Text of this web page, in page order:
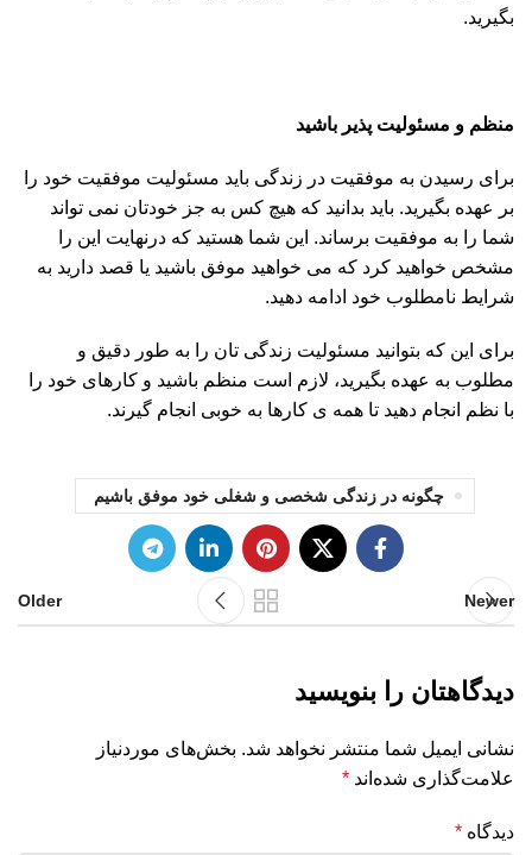
بگیرید.
منظم و مسئولیت پذیر باشید
برای رسیدن به موفقیت در زندگی باید مسئولیت موفقیت خود را
بر عهده بگیرید. باید بدانید که هیچ کس به جز خودتان نمی تواند
شما را به موفقیت برساند. این شما هستید که درنهایت این را
مشخص خواهید کرد که می خواهید موفق باشید یا قصد دارید به
شرایط نامطلوب خود ادامه دهید.
برای این که بتوانید مسئولیت زندگی تان را به طور دقیق و
مطلوب به عهده بگیرید، لازم است منظم باشید و کارهای خود را
با نظم انجام دهید تا همه ی کارها به خوبی انجام گیرند.
چگونه در زندگی شخصی و شغلی خود موفق باشیم
Newer
Older
دیدگاهتان را بنویسید
نشانی ایمیل شما منتشر نخواهد شد. بخش‌های موردنیاز
علامت‌گذاری شده‌اند *
دیدگاه *